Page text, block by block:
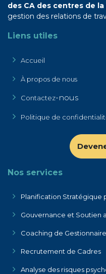
des CA des centres de
gestion des relations de
Liens utiles
Accueil
À propos de nous
Contactez-nous
Politique de
Nos services
Planificatio​n Stratégique
Gouvernance et Soutien
Coaching de
Recrutement de Cadres
Analyse des risques